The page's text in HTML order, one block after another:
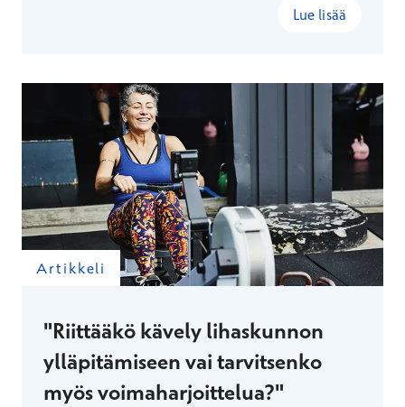
Lue lisää
Artikkeli
"Riittääkö kävely lihaskunnon
ylläpitämiseen vai tarvitsenko
myös voimaharjoittelua?"